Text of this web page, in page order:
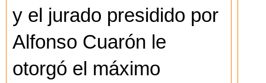
y el jurado presidido por
Alfonso Cuarón le
otorgó el máximo